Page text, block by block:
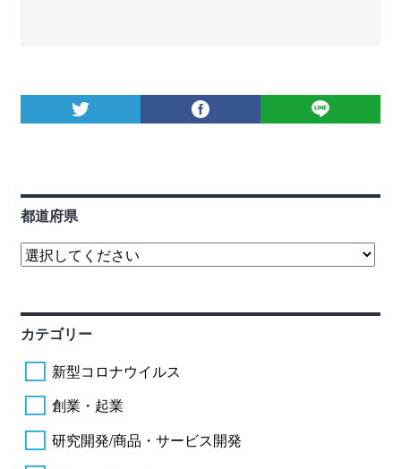
都道府県
カテゴリー
新型コロナウイルス
創業・起業
研究開発/商品・サービス開発